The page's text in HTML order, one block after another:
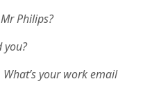
Philips?
you?
your work email